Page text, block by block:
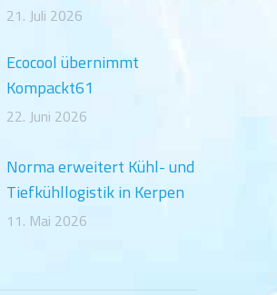
21. Juli 2026
Ecocool übernimmt
Kompackt61
22. Juni 2026
Norma erweitert Kühl- und
Tiefkühllogistik in Kerpen
11. Mai 2026